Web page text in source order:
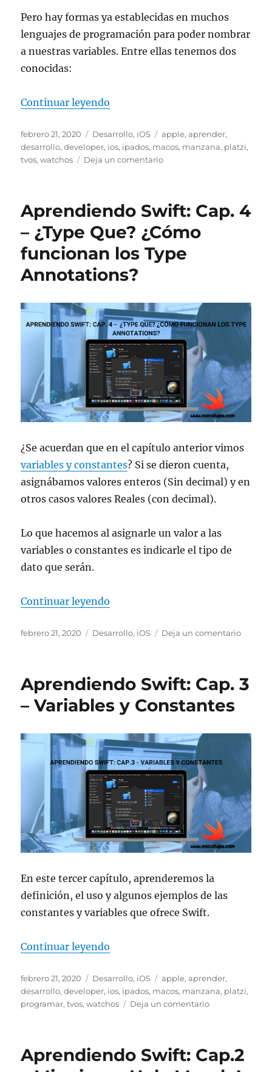
Pero hay formas ya establecidas en muchos
lenguajes de programación para poder nombrar
a nuestras variables. Entre ellas tenemos dos
conocidas:
Continuar leyendo
Publicado
el
febrero 21, 2020 Categorías
Desarrollo, iOS Etiquetas
apple,aprender,
desarrollo,developer, ios, ipados, macos, manzana, platzi,
tvos,watchos Deja un comentarioen
5
Nomenclaturas
para
nombrar
Aprendiendo Swift: Cap. 4
– ¿Type Que? ¿Cómo
funcionan los Type
Annotations?
¿Se acuerdan que en el capítulo anterior vimos
variables y constantes? Si se dieron cuenta,
asignábamos valores enteros (Sin decimal) y en
otros casos valores Reales (con decimal).
Lo que hacemos al asignarle un valor a las
variables o constantes es indicarle el tipo de
dato que serán.
Continuar leyendo
Publicado
febrero 21, 2020 Categorías
Desarrollo, iOS Deja un comentarioen
4
¿Cómo
Aprendiendo Swift: Cap. 3
– Variables y Constantes
En este tercer capítulo, aprenderemos la
definición, el uso y algunos ejemplos de las
constantes y variables que ofrece Swift.
Continuar leyendo
Publicado
el
febrero 21, 2020 Categorías
Desarrollo, iOS Etiquetas
apple,aprender,
desarrollo,developer, ios, ipados, macos, manzana, platzi,
programar,tvos,watchos Deja un comentarioen
3
Aprendiendo Swift: Cap.2